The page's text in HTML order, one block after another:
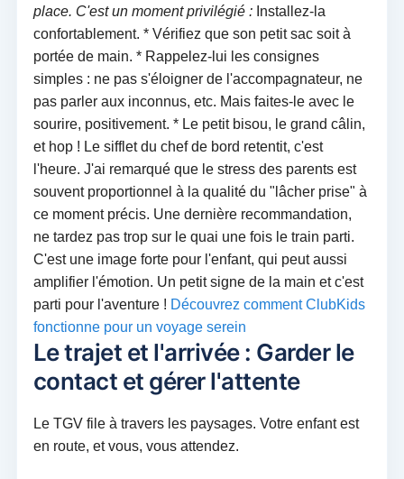
place. C'est un moment privilégié : Installez-la
confortablement. * Vérifiez que son petit sac soit à
portée de main. * Rappelez-lui les consignes
simples : ne pas s'éloigner de l'accompagnateur, ne
pas parler aux inconnus, etc. Mais faites-le avec le
sourire, positivement. * Le petit bisou, le grand câlin,
et hop ! Le sifflet du chef de bord retentit, c'est
l'heure. J'ai remarqué que le stress des parents est
souvent proportionnel à la qualité du "lâcher prise" à
ce moment précis. Une dernière recommandation,
ne tardez pas trop sur le quai une fois le train parti.
C'est une image forte pour l'enfant, qui peut aussi
amplifier l'émotion. Un petit signe de la main et c'est
parti pour l'aventure ! Découvrez comment ClubKids
fonctionne pour un voyage serein
Le trajet et l'arrivée : Garder le
contact et gérer l'attente
Le TGV file à travers les paysages. Votre enfant est
en route, et vous, vous attendez.